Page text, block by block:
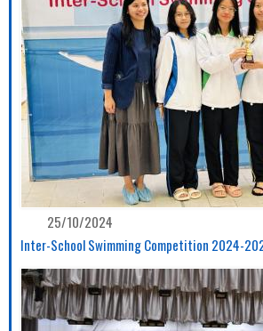
25/10/2024
Inter-School Swimming Competition 2024-